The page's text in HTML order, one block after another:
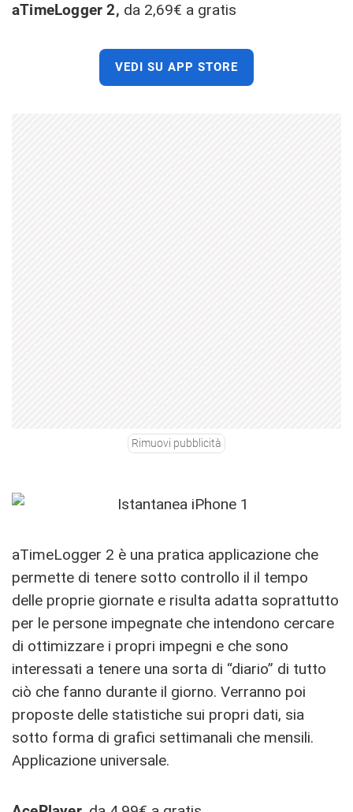
aTimeLogger 2, da 2,69€ a gratis
VEDI SU APP STORE
Rimuovi pubblicità
aTimeLogger 2 è una pratica applicazione che
permette di tenere sotto controllo il il tempo
delle proprie giornate e risulta adatta soprattutto
per le persone impegnate che intendono cercare
di ottimizzare i propri impegni e che sono
interessati a tenere una sorta di “diario” di tutto
ciò che fanno durante il giorno. Verranno poi
proposte delle statistiche sui propri dati, sia
sotto forma di grafici settimanali che mensili.
Applicazione universale.